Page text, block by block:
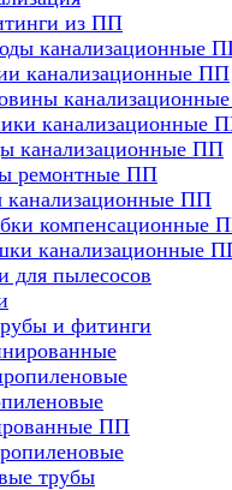
из ПП
канализационные
канализационные ПП
канализационные
канализационные ПП
ремонтные ПП
канализационные ПП
компенсационные
канализационные
пылесосов
и фитинги
ПП
трубы